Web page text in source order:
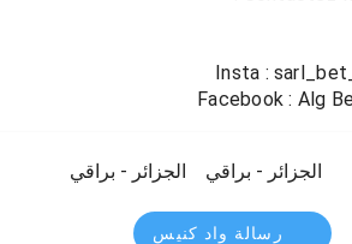
Facebook : Alg
الجزائر - براقي الجزائر - براقي
رسالة واد كنيس